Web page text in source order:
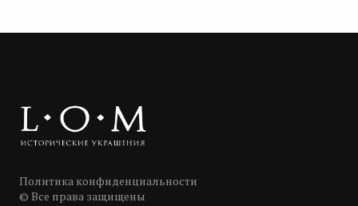
Политика конфиденциальности
© Все права защищены